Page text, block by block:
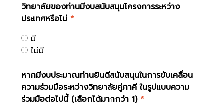
วิทยาลัยของท่านมีงบสนับสนุนโครงการระหว่าง
ประเทศหรือไม่ *
มี
ไม่มี
หากมีงบประมาณท่านยินดีสนับสนุนในการขับเคลื่อน
ความร่วมมือระหว่างวิทยาลัยคู่ภาคี ในรูปแบบความ
ร่วมมือต่อไปนี้ (เลือกได้มากกว่า 1) *